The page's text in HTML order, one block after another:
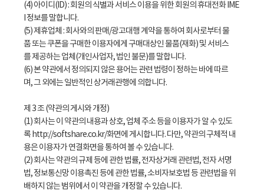
(4) 아이디(ID) : 회원의 식별과 서비스 이용을 위한 회원의 휴대전화 IME
I 정보를 말합니다.
(5) 제휴업체 : 회사와의 판매/광고대행 계약을 통하여 회사로부터 물
품 또는 쿠폰을 구매한 이용자에게 구매대상인 물품(재화) 및 서비스
를 제공하는 업체(개인사업자, 법인 불문)를 말합니다.
(6) 본 약관에서 정의되지 않은 용어는 관련 법령이 정하는 바에 따르
며, 그 외에는 일반적인 상거래관행에 의합니다.
제 3 조 (약관의 게시와 개정)
(1) 회사는 이 약관의 내용과 상호, 업체 주소 등을 이용자가 알 수 있도
록 http://softshare.co.kr/화면에 게시합니다. 다만, 약관의 구체적 내
용은 이용자가 연결화면을 통하여 볼 수 있습니다.
(2) 회사는 약관의 규제 등에 관한 법률, 전자상거래 관련법, 전자 서명
법, 정보통신망 이용촉진 등에 관한 법률, 소비자보호법 등 관련법을 위
배하지 않는 범위에서 이 약관을 개정할 수 있습니다.